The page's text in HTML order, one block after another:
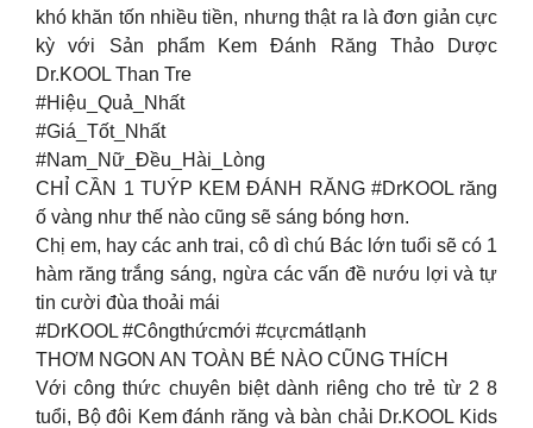
khó khăn tốn nhiều tiền, nhưng thật ra là đơn giản cực
kỳ với Sản phẩm Kem Đánh Răng Thảo Dược
Dr.KOOL Than Tre
#Hiệu_Quả_Nhất
#Giá_Tốt_Nhất
#Nam_Nữ_Đều_Hài_Lòng
CHỈ CẦN 1 TUÝP KEM ĐÁNH RĂNG #DrKOOL răng
ố vàng như thế nào cũng sẽ sáng bóng hơn.
Chị em, hay các anh trai, cô dì chú Bác lớn tuổi sẽ có 1
hàm răng trắng sáng, ngừa các vấn đề nướu lợi và tự
tin cười đùa thoải mái
#DrKOOL #Côngthứcmới #cựcmátlạnh
THƠM NGON AN TOÀN BÉ NÀO CŨNG THÍCH
Với công thức chuyên biệt dành riêng cho trẻ từ 2 8
tuổi, Bộ đôi Kem đánh răng và bàn chải Dr.KOOL Kids